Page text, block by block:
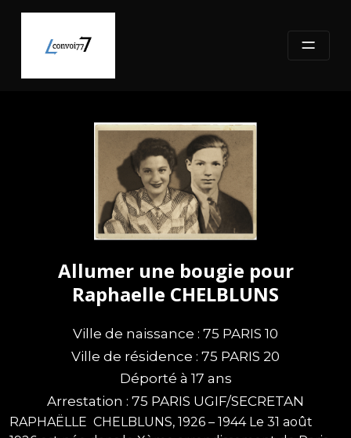
content
Allumer une bougie pour
Raphaelle CHELBLUNS
Ville de naissance : 75 PARIS 10
Ville de résidence : 75 PARIS 20
Déporté à 17 ans
Arrestation : 75 PARIS UGIF/SECRETAN
​RAPHAËLLE CHELBLUNS, 1926 – 1944 ​Le 31 août